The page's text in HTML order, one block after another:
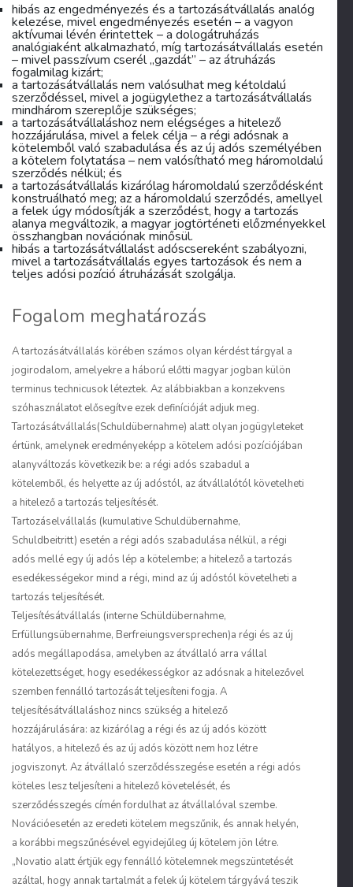
hibás az engedményezés és a tartozásátvállalás analóg
kelezése, mivel engedményezés esetén – a vagyon
aktívumai lévén érintettek – a dologátruházás
analógiaként alkalmazható, míg tartozásátvállalás esetén
– mivel passzívum cserél „gazdát” – az átruházás
fogalmilag kizárt;
a tartozásátvállalás nem valósulhat meg kétoldalú
szerződéssel, mivel a jogügylethez a tartozásátvállalás
mindhárom szereplője szükséges;
a tartozásátvállaláshoz nem elégséges a hitelező
hozzájárulása, mivel a felek célja – a régi adósnak a
kötelemből való szabadulása és az új adós személyében
a kötelem folytatása – nem valósítható meg háromoldalú
szerződés nélkül; és
a tartozásátvállalás kizárólag háromoldalú szerződésként
konstruálható meg; az a háromoldalú szerződés, amellyel
a felek úgy módosítják a szerződést, hogy a tartozás
alanya megváltozik, a magyar jogtörténeti előzményekkel
összhangban novációnak minősül.
hibás a tartozásátvállalást adóscsereként szabályozni,
mivel a tartozásátvállalás egyes tartozások és nem a
teljes adósi pozíció átruházását szolgálja.
Fogalom meghatározás
A tartozásátvállalás körében számos olyan kérdést tárgyal a
jogirodalom, amelyekre a háború előtti magyar jogban külön
terminus technicusok léteztek. Az alábbiakban a konzekvens
szóhasználatot elősegítve ezek definícióját adjuk meg.
Tartozásátvállalás(Schuldübernahme) alatt olyan jogügyleteket
értünk, amelynek eredményeképp a kötelem adósi pozíciójában
alanyváltozás következik be: a régi adós szabadul a
kötelemből, és helyette az új adóstól, az átvállalótól követelheti
a hitelező a tartozás teljesítését.
Tartozáselvállalás (kumulative Schuldübernahme,
Schuldbeitritt) esetén a régi adós szabadulása nélkül, a régi
adós mellé egy új adós lép a kötelembe; a hitelező a tartozás
esedékességekor mind a régi, mind az új adóstól követelheti a
tartozás teljesítését.
Teljesítésátvállalás (interne Schüldübernahme,
Erfüllungsübernahme, Berfreiungsversprechen)a régi és az új
adós megállapodása, amelyben az átvállaló arra vállal
kötelezettséget, hogy esedékességkor az adósnak a hitelezővel
szemben fennálló tartozását teljesíteni fogja. A
teljesítésátvállaláshoz nincs szükség a hitelező
hozzájárulására: az kizárólag a régi és az új adós között
hatályos, a hitelező és az új adós között nem hoz létre
jogviszonyt. Az átvállaló szerződésszegése esetén a régi adós
köteles lesz teljesíteni a hitelező követelését, és
szerződésszegés címén fordulhat az átvállalóval szembe.
Novációesetén az eredeti kötelem megszűnik, és annak helyén,
a korábbi megszűnésével egyidejűleg új kötelem jön létre.
„Novatio alatt értjük egy fennálló kötelemnek megszüntetését
azáltal, hogy annak tartalmát a felek új kötelem tárgyává teszik